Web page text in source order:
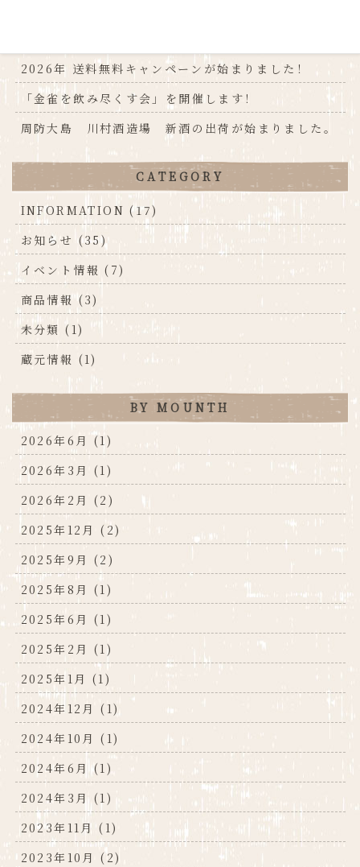
2026年 送料無料キャンペーンが始まりました！
「金雀を飲み尽くす会」を開催します！
周防大島 川村酒造場 新酒の出荷が始まりました。
CATEGORY
INFORMATION (17)
お知らせ (35)
イベント情報 (7)
商品情報 (3)
未分類 (1)
蔵元情報 (1)
BY MOUNTH
2026年6月 (1)
2026年3月 (1)
2026年2月 (2)
2025年12月 (2)
2025年9月 (2)
2025年8月 (1)
2025年6月 (1)
2025年2月 (1)
2025年1月 (1)
2024年12月 (1)
2024年10月 (1)
2024年6月 (1)
2024年3月 (1)
2023年11月 (1)
2023年10月 (2)